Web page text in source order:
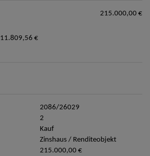
215.000,00 €
11.809,56 €
2086/26029
2
Kauf
Zinshaus / Renditeobjekt
215.000,00 €